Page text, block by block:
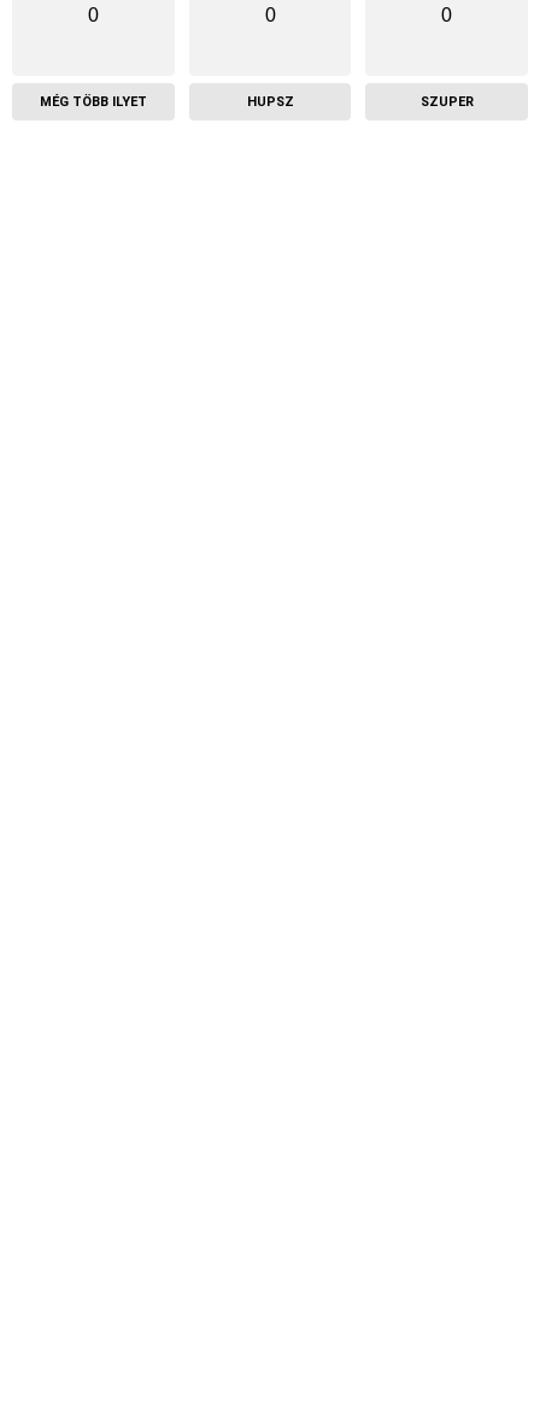
0
MÉG TÖBB ILYET
0
HUPSZ
0
SZUPER